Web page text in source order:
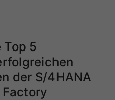
Top 5
der S/4HANA